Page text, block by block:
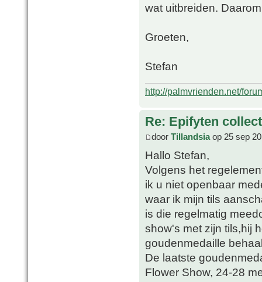
wat uitbreiden.
Groeten,
Stefan
http://palmvrienden.net/
Re: Epifyten
door Tillandsiaop 25 sep
Hallo Stefan,
Volgens het
ik u niet openbaar
waar ik mijn tils
is die regelmatig
show's met zijn tils,hij
goudenmedaille
De laatste
Flower Show, 24-28